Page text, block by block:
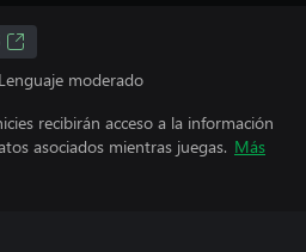
moderado
recibirán acceso a la información
asociados mientras juegas. Más